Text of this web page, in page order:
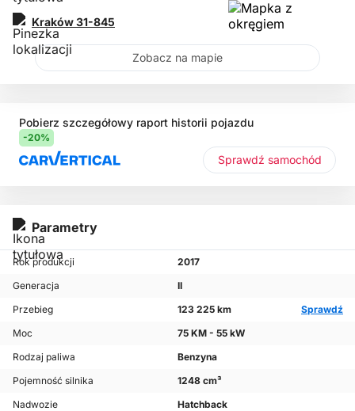
Pobierz szczegółowy raport historii pojazdu
-20%
Sprawdź samochód
Parametry
Rok produkcji
2017
Generacja
II
Przebieg
123 225 km
Sprawdź
Moc
75 KM - 55 kW
Rodzaj paliwa
Benzyna
Pojemność silnika
1248 cm³
Nadwozie
Hatchback
Kraków31-845
Zobacz na mapie